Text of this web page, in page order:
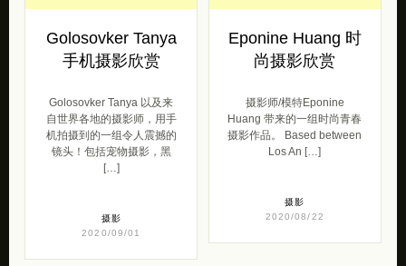
Golosovker Tanya
手机摄影欣赏
Golosovker Tanya 以及来
自世界各地的摄影师，用手
机拍摄到的一组令人震撼的
镜头！包括宠物摄影，黑
[…]
摄影
2020/09/01
Eponine Huang 时
尚摄影欣赏
摄影师/模特Eponine
Huang 带来的一组时尚青春
摄影作品。 Based between
Los An […]
摄影
2020/08/22